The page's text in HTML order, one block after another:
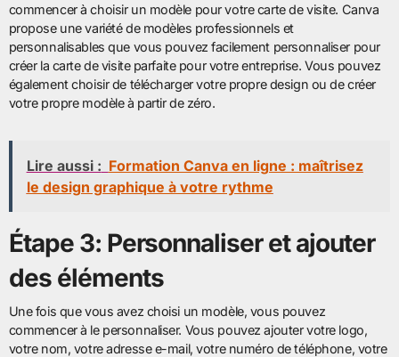
commencer à choisir un modèle pour votre carte de visite. Canva
propose une variété de modèles professionnels et
personnalisables que vous pouvez facilement personnaliser pour
créer la carte de visite parfaite pour votre entreprise. Vous pouvez
également choisir de télécharger votre propre design ou de créer
votre propre modèle à partir de zéro.
Lire aussi : Formation Canva en ligne : maîtrisez
le design graphique à votre rythme
Étape 3: Personnaliser et ajouter
des éléments
Une fois que vous avez choisi un modèle, vous pouvez
commencer à le personnaliser. Vous pouvez ajouter votre logo,
votre nom, votre adresse e-mail, votre numéro de téléphone, votre